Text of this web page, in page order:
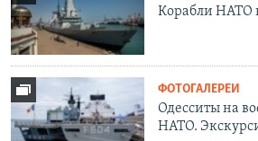
Корабли НАТО
ФОТОГАЛЕРЕИ
Одесситы на
НАТО.